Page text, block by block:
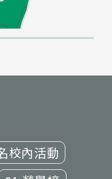
校內活動